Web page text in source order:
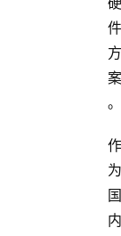
件
方
案
。
作
为
国
内